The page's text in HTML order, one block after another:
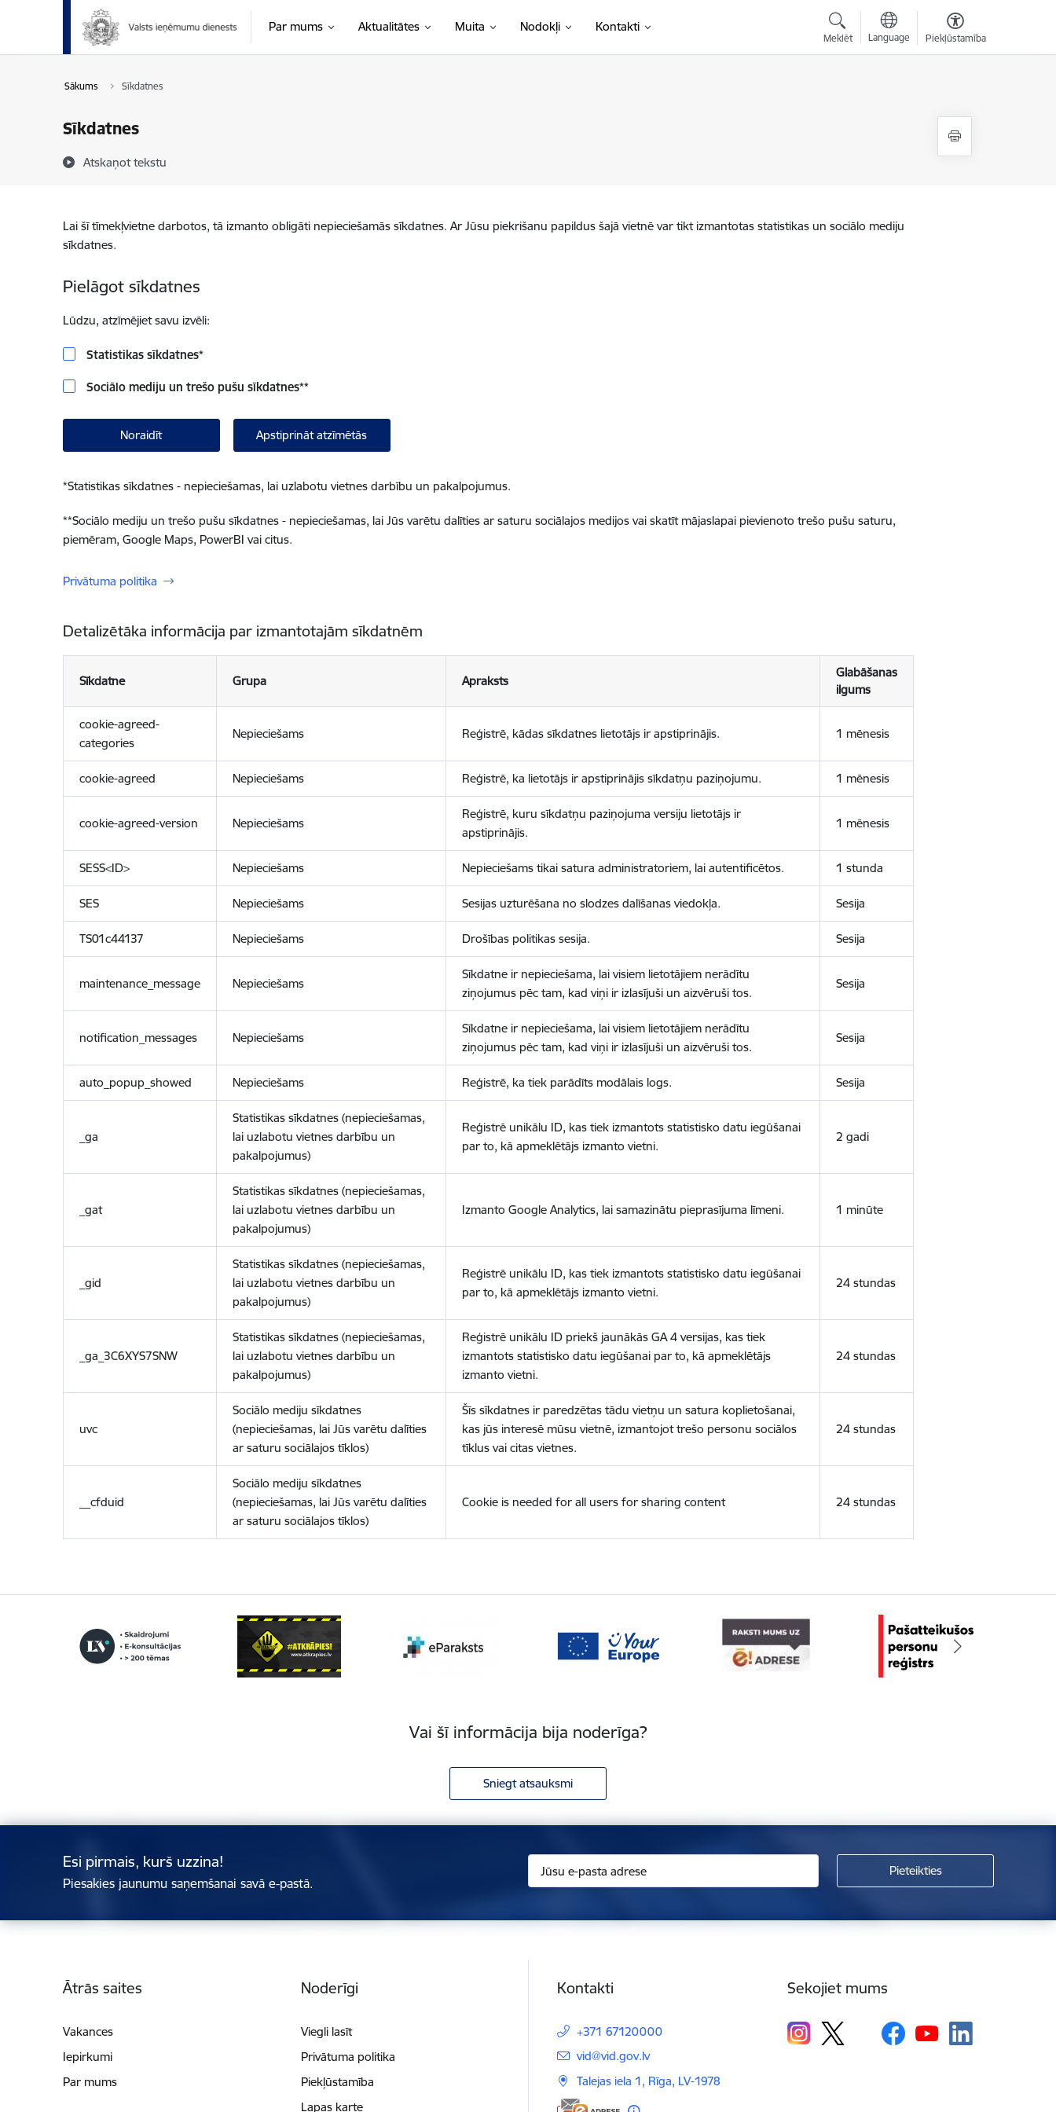
Pāriet uz lapas saturu
Par mums Aktualitātes Muita Nodokļi Kontakti
Meklēt Language Piekļūstamība
Sākums Sīkdatnes
Sīkdatnes
Atskaņot tekstu
Lai šī tīmekļvietne darbotos, tā izmanto obligāti nepieciešamās sīkdatnes. Ar Jūsu piekrišanu papildus šajā vietnē var tikt izmantotas statistikas un sociālo mediju
sīkdatnes.
Pielāgot sīkdatnes
Lūdzu, atzīmējiet savu izvēli:
Statistikas sīkdatnes*
Sociālo mediju un trešo pušu sīkdatnes**
Noraidīt Apstiprināt atzīmētās
*Statistikas sīkdatnes - nepieciešamas, lai uzlabotu vietnes darbību un pakalpojumus.
**Sociālo mediju un trešo pušu sīkdatnes - nepieciešamas, lai Jūs varētu dalīties ar saturu sociālajos medijos vai skatīt mājaslapai pievienoto trešo pušu saturu,
piemēram, Google Maps, PowerBI vai citus.
Privātuma politika
Detalizētāka informācija par izmantotajām sīkdatnēm
Sīkdatne Grupa Apraksts
Glabāšanas
ilgums
cookie-agreed-
categories
Nepieciešams Reģistrē, kādas sīkdatnes lietotājs ir apstiprinājis. 1 mēnesis
cookie-agreed Nepieciešams Reģistrē, ka lietotājs ir apstiprinājis sīkdatņu paziņojumu. 1 mēnesis
cookie-agreed-version Nepieciešams
Reģistrē, kuru sīkdatņu paziņojuma versiju lietotājs ir
apstiprinājis.
1 mēnesis
SESS<ID> Nepieciešams Nepieciešams tikai satura administratoriem, lai autentificētos. 1 stunda
SES Nepieciešams Sesijas uzturēšana no slodzes dalīšanas viedokļa. Sesija
TS01c44137 Nepieciešams Drošības politikas sesija. Sesija
maintenance_message Nepieciešams
Sīkdatne ir nepieciešama, lai visiem lietotājiem nerādītu
ziņojumus pēc tam, kad viņi ir izlasījuši un aizvēruši tos.
Sesija
notification_messages Nepieciešams
Sīkdatne ir nepieciešama, lai visiem lietotājiem nerādītu
ziņojumus pēc tam, kad viņi ir izlasījuši un aizvēruši tos.
Sesija
auto_popup_showed Nepieciešams Reģistrē, ka tiek parādīts modālais logs. Sesija
_ga
Statistikas sīkdatnes (nepieciešamas,
lai uzlabotu vietnes darbību un
pakalpojumus)
Reģistrē unikālu ID, kas tiek izmantots statistisko datu iegūšanai
par to, kā apmeklētājs izmanto vietni.
2 gadi
_gat
Statistikas sīkdatnes (nepieciešamas,
lai uzlabotu vietnes darbību un
pakalpojumus)
Izmanto Google Analytics, lai samazinātu pieprasījuma līmeni. 1 minūte
_gid
Statistikas sīkdatnes (nepieciešamas,
lai uzlabotu vietnes darbību un
pakalpojumus)
Reģistrē unikālu ID, kas tiek izmantots statistisko datu iegūšanai
par to, kā apmeklētājs izmanto vietni.
24 stundas
_ga_3C6XYS7SNW
Statistikas sīkdatnes (nepieciešamas,
lai uzlabotu vietnes darbību un
pakalpojumus)
Reģistrē unikālu ID priekš jaunākās GA 4 versijas, kas tiek
izmantots statistisko datu iegūšanai par to, kā apmeklētājs
izmanto vietni.
24 stundas
uvc
Sociālo mediju sīkdatnes
(nepieciešamas, lai Jūs varētu dalīties
ar saturu sociālajos tīklos)
Šīs sīkdatnes ir paredzētas tādu vietņu un satura koplietošanai,
kas jūs interesē mūsu vietnē, izmantojot trešo personu sociālos
tīklus vai citas vietnes.
24 stundas
__cfduid
Sociālo mediju sīkdatnes
(nepieciešamas, lai Jūs varētu dalīties
ar saturu sociālajos tīklos)
Cookie is needed for all users for sharing content 24 stundas
Vai šī informācija bija noderīga?
Sniegt atsauksmi
Esi pirmais, kurš uzzina!
Piesakies jaunumu saņemšanai savā e-pastā.
Ātrās saites
Vakances
Iepirkumi
Par mums
Noderīgi
Viegli lasīt
Privātuma politika
Piekļūstamība
Lapas karte
Kontakti
+371 67120000
E-pasts:
vid@vid.gov.lv
Talejas iela 1, Rīga, LV-1978
Sekojiet mums